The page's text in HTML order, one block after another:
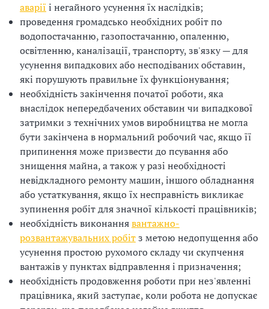
аварії і негайного усунення їх наслідків;
проведення громадсько необхідних робіт по
водопостачанню, газопостачанню, опаленню,
освітленню, каналізації, транспорту, зв'язку — для
усунення випадкових або несподіваних обставин,
які порушують правильне їх функціонування;
необхідність закінчення початої роботи, яка
внаслідок непередбачених обставин чи випадкової
затримки з технічних умов виробництва не могла
бути закінчена в нормальний робочий час, якщо її
припинення може призвести до псування або
знищення майна, а також у разі необхідності
невідкладного ремонту машин, іншого обладнання
або устаткування, якщо їх несправність викликає
зупинення робіт для значної кількості працівників;
необхідність виконаннявантажно-
розвантажувальних робітз метою недопущення або
усунення простою рухомого складу чи скупчення
вантажів у пунктах відправлення і призначення;
необхідність продовження роботи при нез'явленні
працівника, який заступає, коли робота не допускає